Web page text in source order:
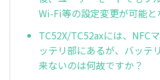
Wi-Fi等の設定変更が可能と
TC52X/TC52axには、NFC
ッテリ部にあるが、バッテ
来ないのは何故ですか？